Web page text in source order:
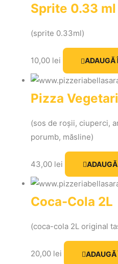
Sprite 0.33 ml
(sprite 0.33ml)
10,00 lei ADAUGĂ
Pizza
(sos de roșii, ciuperci,
porumb, măsline)
43,00 lei
Coca-Cola 2L
(coca-cola 2L original
20,00 lei ADAUGĂ